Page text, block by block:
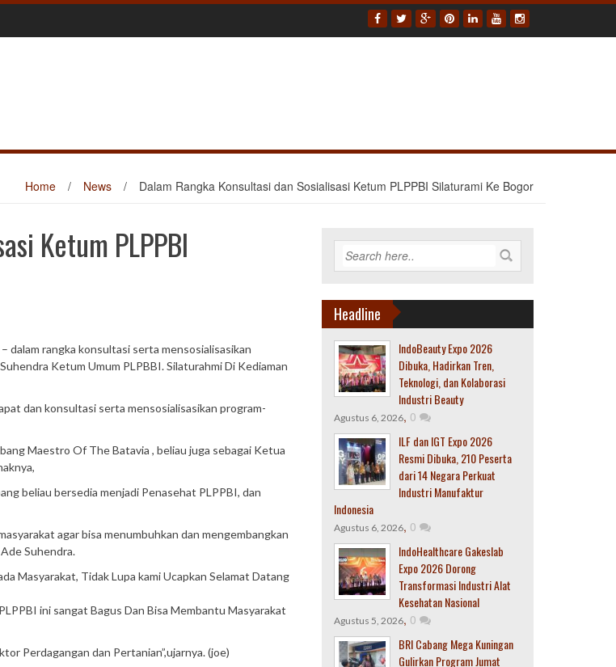
Home / News / Dalam Rangka Konsultasi dan Sosialisasi Ketum PLPPBI Silaturami Ke Bogor
Ketum PLPPBI
dalam rangka konsultasi serta mensosialisasikan
Ketum Umum PLPBBI. Silaturahmi Di Kediaman
dan konsultasi serta mensosialisasikan program-
Maestro Of The Batavia , beliau juga sebagai Ketua
beliau bersedia menjadi Penasehat PLPPBI, dan
agar bisa menumbuhkan dan mengembangkan
Suhendra.
Masyarakat, Tidak Lupa kami Ucapkan Selamat Datang
ini sangat Bagus Dan Bisa Membantu Masyarakat
Perdagangan dan Pertanian”,ujarnya. (joe)
Headline
IndoBeauty Expo 2026
Dibuka, Hadirkan Tren,
Teknologi, dan Kolaborasi
Industri Beauty
Agustus 6, 2026, 0
ILF dan IGT Expo 2026
Resmi Dibuka, 210 Peserta
dari 14 Negara Perkuat
Industri Manufaktur
Indonesia
Agustus 6, 2026, 0
IndoHealthcare Gakeslab
Expo 2026 Dorong
Transformasi Industri Alat
Kesehatan Nasional
Agustus 5, 2026, 0
BRI Cabang Mega Kuningan
Gulirkan Program Jumat